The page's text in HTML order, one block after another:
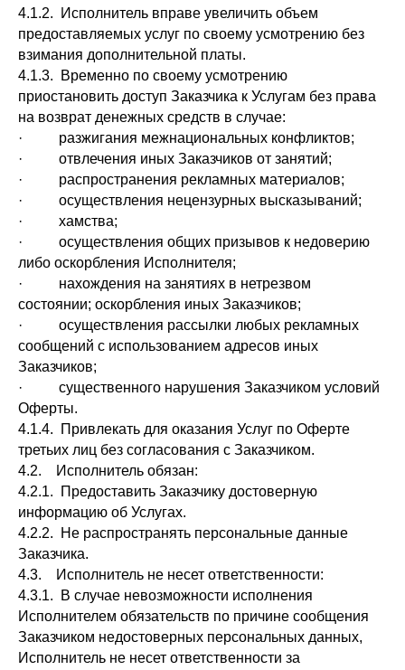
4.1.2. Исполнитель вправе увеличить объем
предоставляемых услуг по своему усмотрению без
взимания дополнительной платы.
4.1.3. Временно по своему усмотрению
приостановить доступ Заказчика к Услугам без права
на возврат денежных средств в случае:
· разжигания межнациональных конфликтов;
· отвлечения иных Заказчиков от занятий;
· распространения рекламных материалов;
· осуществления нецензурных высказываний;
· хамства;
· осуществления общих призывов к недоверию
либо оскорбления Исполнителя;
· нахождения на занятиях в нетрезвом
состоянии; оскорбления иных Заказчиков;
· осуществления рассылки любых рекламных
сообщений с использованием адресов иных
Заказчиков;
· существенного нарушения Заказчиком условий
Оферты.
4.1.4. Привлекать для оказания Услуг по Оферте
третьих лиц без согласования с Заказчиком.
4.2. Исполнитель обязан:
4.2.1. Предоставить Заказчику достоверную
информацию об Услугах.
4.2.2. Не распространять персональные данные
Заказчика.
4.3. Исполнитель не несет ответственности:
4.3.1. В случае невозможности исполнения
Исполнителем обязательств по причине сообщения
Заказчиком недостоверных персональных данных,
Исполнитель не несет ответственности за